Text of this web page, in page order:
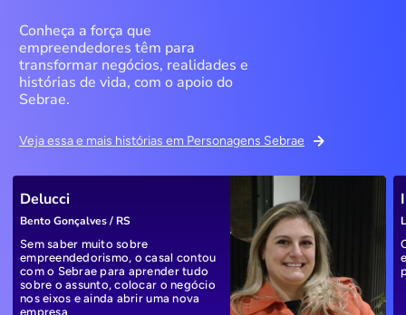
Conheça a força que
empreendedores têm para
transformar negócios, realidades e
histórias de vida, com o apoio do
Sebrae.
Veja essa e mais histórias em Personagens Sebrae
Delucci
Bento Gonçalves / RS
Sem saber muito sobre
empreendedorismo, o casal contou
com o Sebrae para aprender tudo
sobre o assunto, colocar o negócio
nos eixos e ainda abrir uma nova
empresa